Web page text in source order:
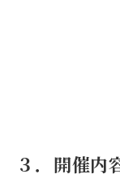
３．開催内